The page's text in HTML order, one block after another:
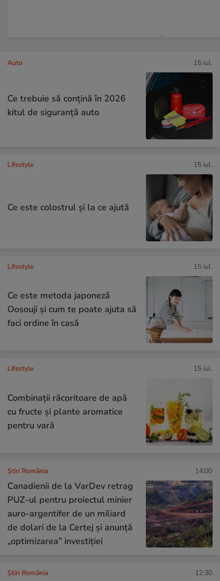
Auto 15 iul.
Ce trebuie să conţină în 2026
kitul de siguranţă auto
Lifestyle 15 iul.
Ce este colostrul și la ce ajută
Lifestyle 15 iul.
Ce este metoda japoneză
Oosouji și cum te poate ajuta să
faci ordine în casă
Lifestyle 15 iul.
Combinaţii răcoritoare de apă
cu fructe şi plante aromatice
pentru vară
Știri România 14:00
Canadienii de la VarDev retrag
PUZ-ul pentru proiectul minier
auro-argentifer de un miliard
de dolari de la Certej și anunță
„optimizarea” investiției
Știri România 12:30